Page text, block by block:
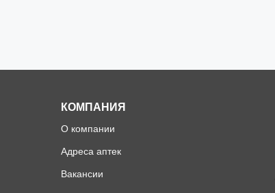
КОМПАНИЯ
О компании
Адреса аптек
Вакансии